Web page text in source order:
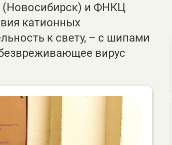
и ФНКЦ
катионных
к свету, – с шипами
вирус